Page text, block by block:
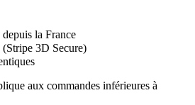
la France
(Stripe 3D Secure)
aux commandes inférieures à